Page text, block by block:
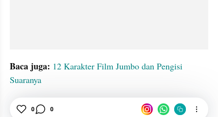
Baca juga: 12 Karakter Film Jumbo dan Pengisi
Suaranya
Drama
0 0